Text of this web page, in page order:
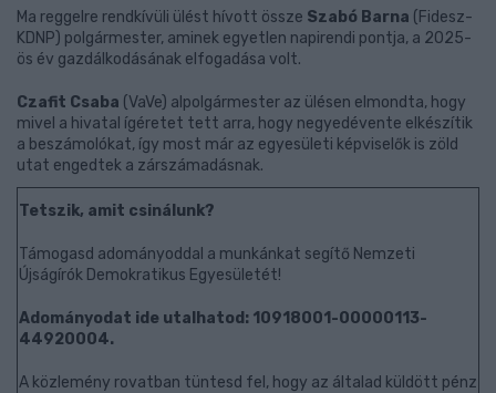
Ma reggelre rendkívüli ülést hívott össze Szabó Barna (Fidesz-
KDNP) polgármester, aminek egyetlen napirendi pontja, a 2025-
ös év gazdálkodásának elfogadása volt.
Czafit Csaba (VaVe) alpolgármester az ülésen elmondta, hogy
mivel a hivatal ígéretet tett arra, hogy negyedévente elkészítik
a beszámolókat, így most már az egyesületi képviselők is zöld
utat engedtek a zárszámadásnak.
Tetszik, amit csinálunk?
Támogasd adományoddal a munkánkat segítő Nemzeti
Újságírók Demokratikus Egyesületét!
Adományodat ide utalhatod: 10918001-00000113-
44920004.
A közlemény rovatban tüntesd fel, hogy az általad küldött pénz